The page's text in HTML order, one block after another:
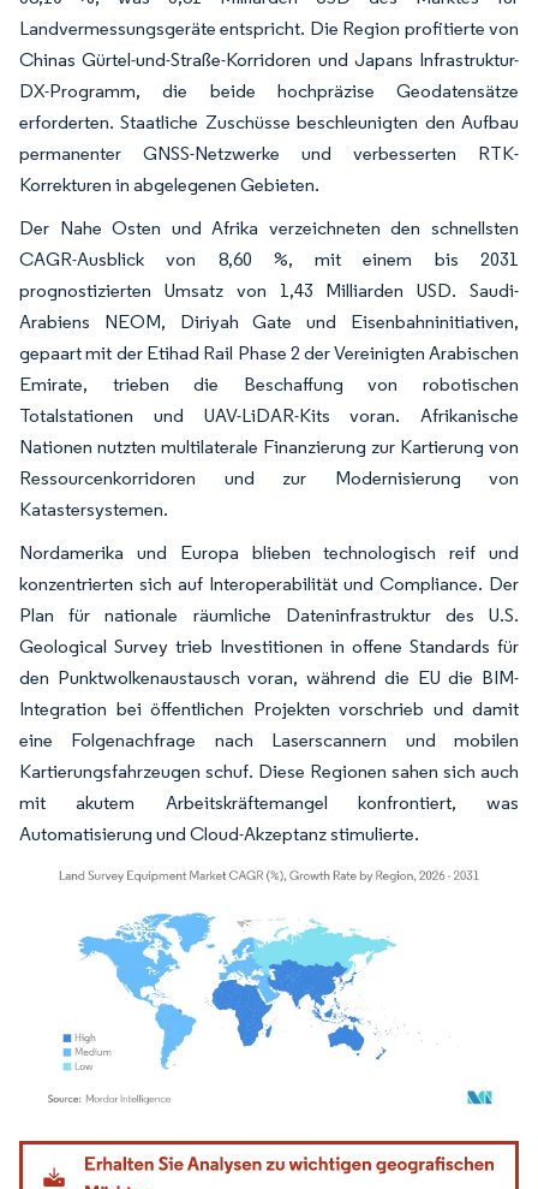
Landvermessungsgeräte entspricht. Die Region profitierte von
Chinas Gürtel-und-Straße-Korridoren und Japans Infrastruktur-
DX-Programm, die beide hochpräzise Geodatensätze
erforderten. Staatliche Zuschüsse beschleunigten den Aufbau
permanenter GNSS-Netzwerke und verbesserten RTK-
Korrekturen in abgelegenen Gebieten.
Der Nahe Osten und Afrika verzeichneten den schnellsten
CAGR-Ausblick von 8,60 %, mit einem bis 2031
prognostizierten Umsatz von 1,43 Milliarden USD. Saudi-
Arabiens NEOM, Diriyah Gate und Eisenbahninitiativen,
gepaart mit der Etihad Rail Phase 2 der Vereinigten Arabischen
Emirate, trieben die Beschaffung von robotischen
Totalstationen und UAV-LiDAR-Kits voran. Afrikanische
Nationen nutzten multilaterale Finanzierung zur Kartierung von
Ressourcenkorridoren und zur Modernisierung von
Katastersystemen.
Nordamerika und Europa blieben technologisch reif und
konzentrierten sich auf Interoperabilität und Compliance. Der
Plan für nationale räumliche Dateninfrastruktur des U.S.
Geological Survey trieb Investitionen in offene Standards für
den Punktwolkenaustausch voran, während die EU die BIM-
Integration bei öffentlichen Projekten vorschrieb und damit
eine Folgenachfrage nach Laserscannern und mobilen
Kartierungsfahrzeugen schuf. Diese Regionen sahen sich auch
mit akutem Arbeitskräftemangel konfrontiert, was
Automatisierung und Cloud-Akzeptanz stimulierte.
Bild © Mordor Intelligence. Wiederverwendung erfordert Namensnennung gemäß